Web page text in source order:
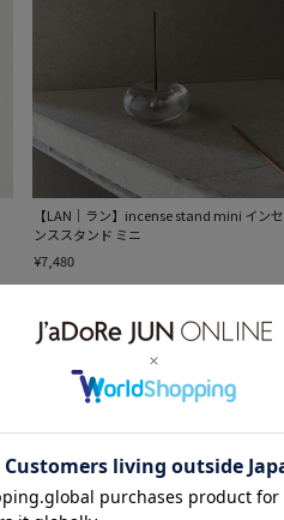
【LAN｜ラン】incense stand mini インセ
ンススタンド ミニ
¥7,480